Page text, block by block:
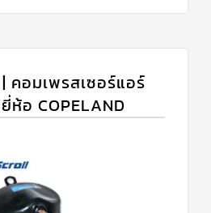
คอมเพรสเซอร์แอร์
ห้อ COPELAND